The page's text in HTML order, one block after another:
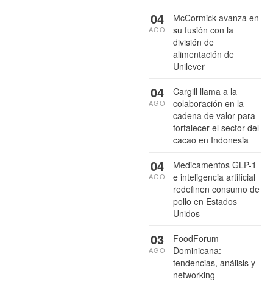
McCormick avanza en
su fusión con la
división de
alimentación de
Unilever
04
AGO
Cargill llama a la
colaboración en la
cadena de valor para
fortalecer el sector del
cacao en Indonesia
04
AGO
Medicamentos GLP-1
e inteligencia artificial
redefinen consumo de
pollo en Estados
Unidos
04
AGO
FoodForum
Dominicana:
tendencias, análisis y
networking
03
AGO